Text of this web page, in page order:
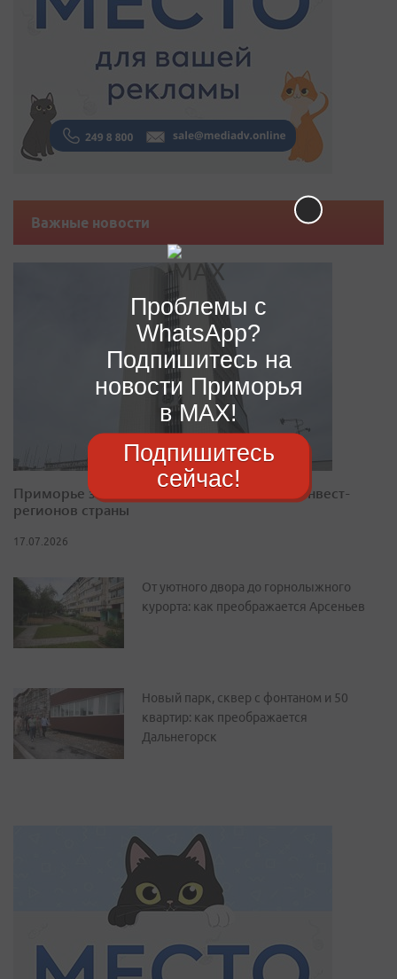
Важные новости
Приморье закрепилось в десятке лучших инвест-
регионов страны
17.07.2026
От уютного двора до горнолыжного
курорта: как преображается Арсеньев
Новый парк, сквер с фонтаном и 50
квартир: как преображается
Дальнегорск
Проблемы с
WhatsApp?
Подпишитесь на
новости Приморья
в MAX!
Подпишитесь
сейчас!